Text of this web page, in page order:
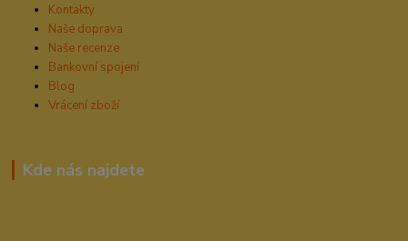
Kontakty
Naše doprava
Naše recenze
Bankovní spojení
Blog
Vrácení zboží
Kde nás najdete